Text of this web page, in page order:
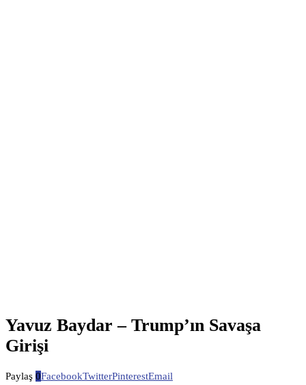
Yavuz Baydar – Trump’ın Savaşa
Girişi
Paylaş 0FacebookTwitterPinterestEmail